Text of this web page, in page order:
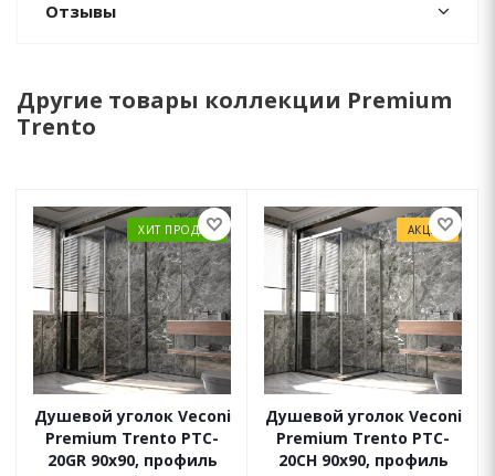
Отзывы
Другие товары коллекции Premium
Trento
ХИТ ПРОДАЖ
Душевой уголок Veconi
Premium Trento PTC-
20GR 90x90, профиль
АКЦИЯ
Душевой уголок Veconi
Premium Trento PTC-
20CH 90x90, профиль